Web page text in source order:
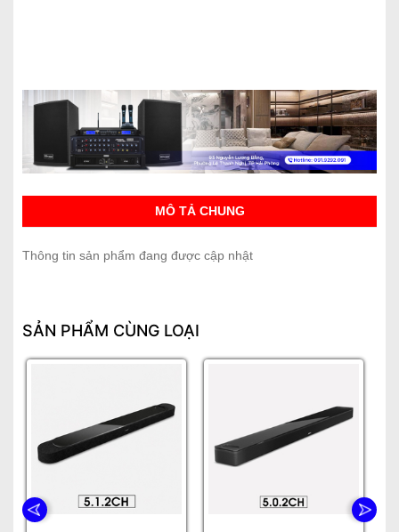
MÔ TẢ CHUNG
Thông tin sản phẩm đang được cập nhật
SẢN PHẨM CÙNG LOẠI